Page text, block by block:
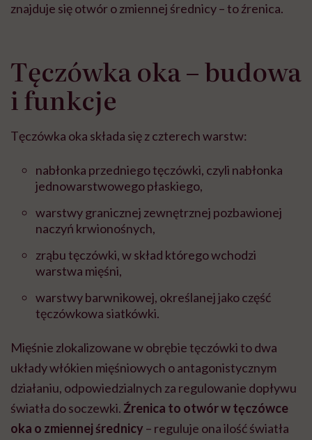
znajduje się otwór o zmiennej średnicy – to źrenica.
Tęczówka oka – budowa
i funkcje
Tęczówka oka składa się z czterech warstw:
nabłonka przedniego tęczówki, czyli nabłonka
jednowarstwowego płaskiego,
warstwy granicznej zewnętrznej pozbawionej
naczyń krwionośnych,
zrąbu tęczówki, w skład którego wchodzi
warstwa mięśni,
warstwy barwnikowej, określanej jako część
tęczówkowa siatkówki.
Mięśnie zlokalizowane w obrębie tęczówki to dwa
układy włókien mięśniowych o antagonistycznym
działaniu, odpowiedzialnych za regulowanie dopływu
światła do soczewki. Źrenica to otwór w tęczówce
oka o zmiennej średnicy – reguluje ona ilość światła